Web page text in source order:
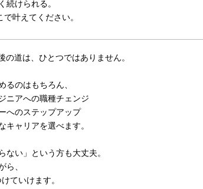
続けられる。
叶えてください。
道は、ひとつではありません。
るのはもちろん、
ニアへの職種チェンジ
へのステップアップ
キャリアを選べます。
ない」という方も大丈夫。
ら、
ていけます。